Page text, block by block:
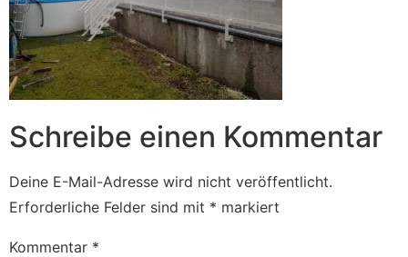
Schreibe einen Kommentar
Deine E-Mail-Adresse wird nicht veröffentlicht.
Erforderliche Felder sind mit * markiert
Kommentar *